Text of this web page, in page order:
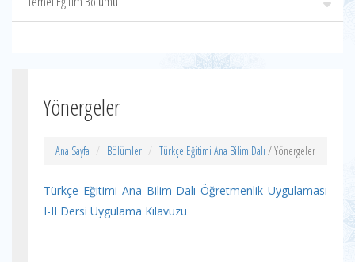
Yönergeler
Ana Sayfa Bölümler Türkçe Eğitimi Ana Bilim Dalı / Yönergeler
Türkçe Eğitimi Ana Bilim Dalı Öğretmenlik Uygulaması
I-II Dersi Uygulama Kılavuzu